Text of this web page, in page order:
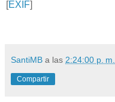
[EXIF]
SantiMB a las 2:24:00 p. m.
Compartir